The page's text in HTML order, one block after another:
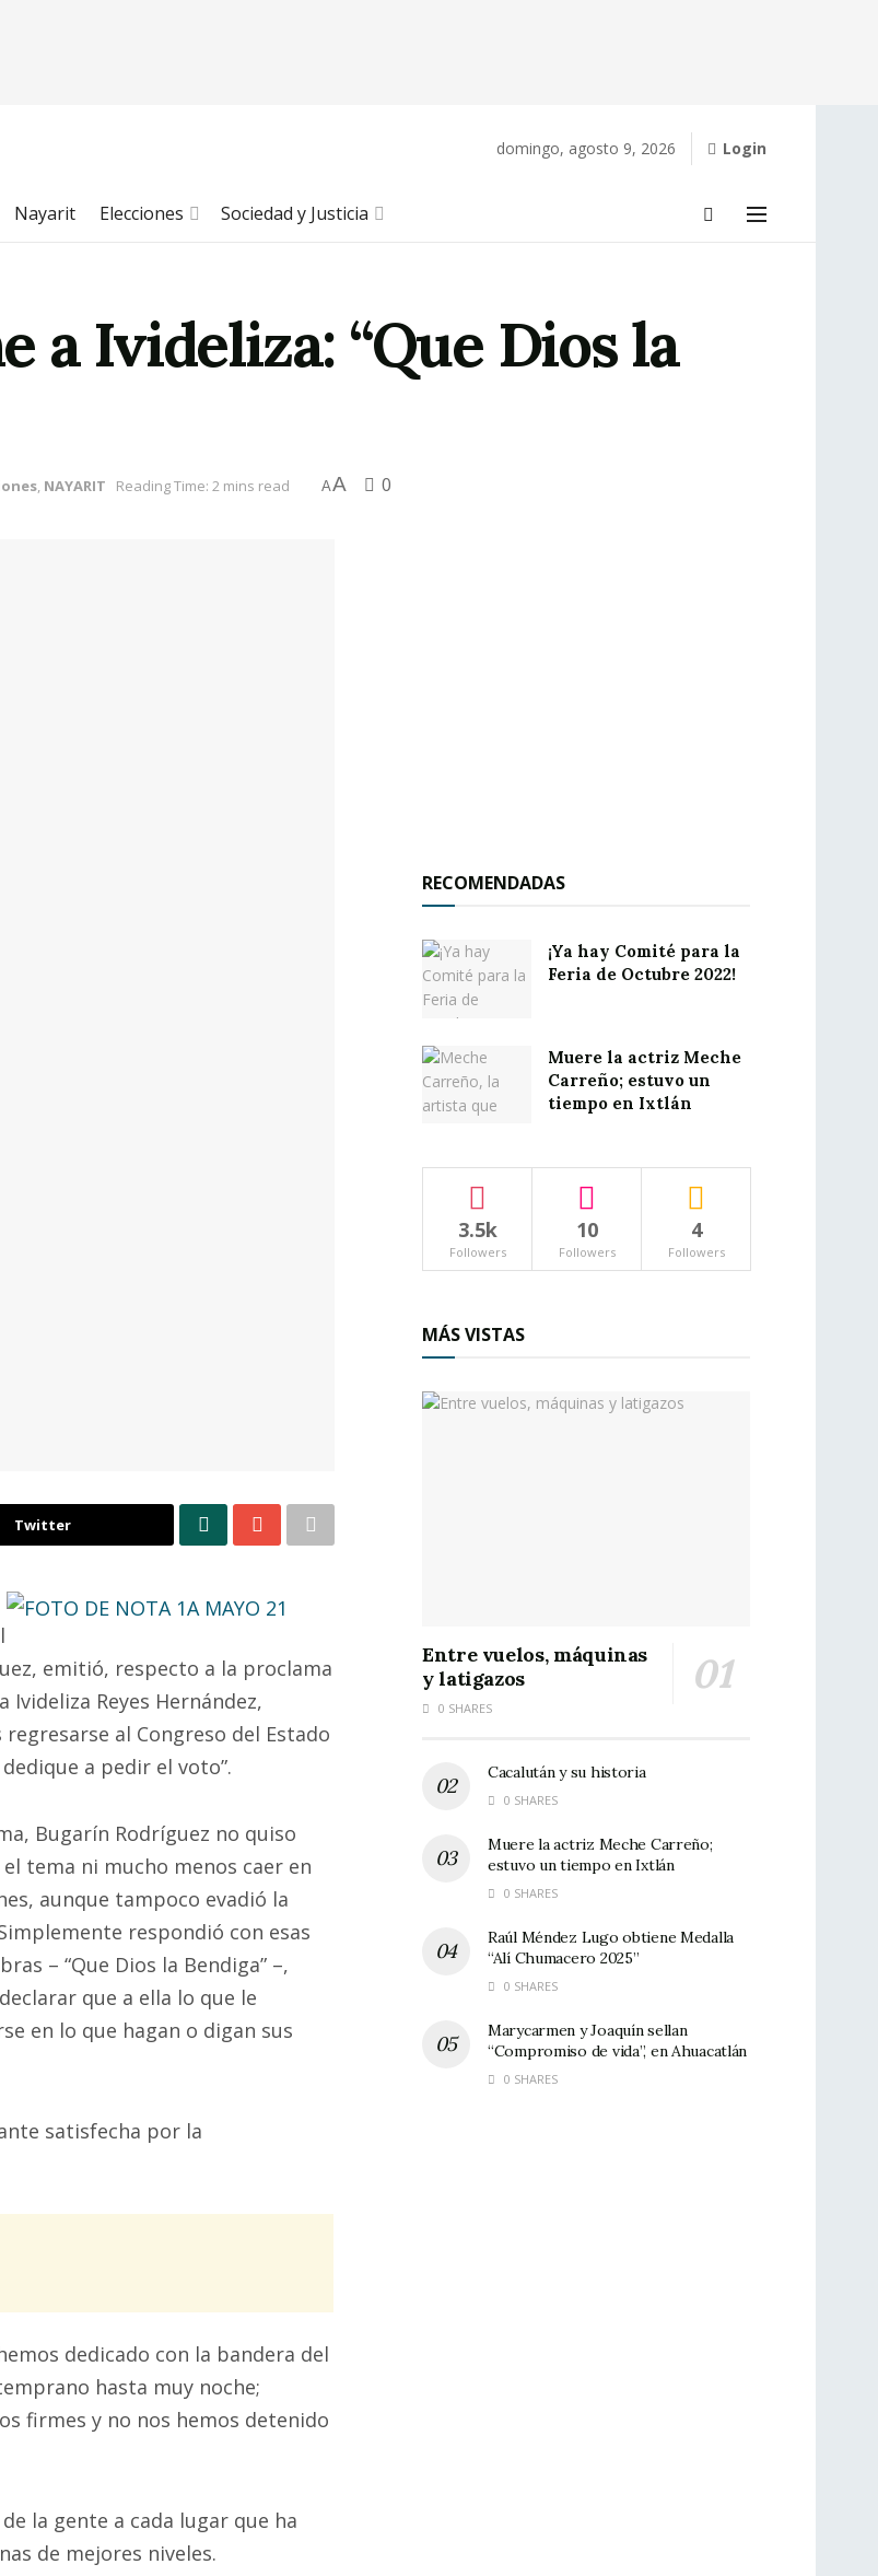
domingo, agosto 9, 2026 Login
Nayarit Elecciones Sociedad y Justicia
a Ivideliza: “Que Dios la
, NAYARIT Reading Time: 2 mins read AA 0
Twitter
emitió, respecto a la proclama
Reyes Hernández,
al Congreso del Estado
a pedir el voto”.
Bugarín Rodríguez no quiso
tema ni mucho menos caer en
aunque tampoco evadió la
respondió con esas
– “Que Dios la Bendiga” –,
que a ella lo que le
en lo que hagan o digan sus
satisfecha por la
dedicado con la bandera del
hasta muy noche;
firmes y no nos hemos detenido
la gente a cada lugar que ha
de mejores niveles.
RECOMENDADAS
¡Ya hay Comité para la
Feria de Octubre 2022!
Muere la actriz Meche
Carreño; estuvo un
tiempo en Ixtlán
3.5k
Followers
10
Followers
4
Followers
MÁS VISTAS
Entre vuelos, máquinas
y latigazos
0 SHARES
Cacalután y su historia
0 SHARES
Muere la actriz Meche Carreño;
estuvo un tiempo en Ixtlán
0 SHARES
Raúl Méndez Lugo obtiene Medalla
“Alí Chumacero 2025”
0 SHARES
Marycarmen y Joaquín sellan
“Compromiso de vida”, en Ahuacatlán
0 SHARES